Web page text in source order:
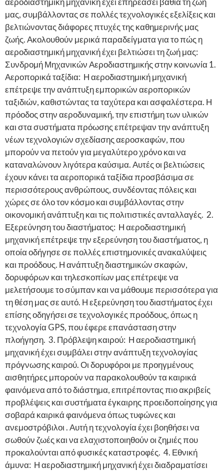
μας, συμβάλλοντας σε πολλές τεχνολογικές εξελίξεις και
βελτιώνοντας διάφορες πτυχές της καθημερινής μας
ζωής. Ακολουθούν μερικά παραδείγματα για το πώς η
αεροδιαστημική μηχανική έχει βελτιώσει τη ζωή μας:
Συνδρομή Μηχανικών Αεροδιαστημικής στην κοινωνία 1.
Αεροπορικά ταξίδια: Η αεροδιαστημική μηχανική
επέτρεψε την ανάπτυξη εμπορικών αεροπορικών
ταξιδιών, καθιστώντας τα ταχύτερα και ασφαλέστερα. Η
πρόοδος στην αεροδυναμική, την επιστήμη των υλικών
και στα συστήματα πρόωσης επέτρεψαν την ανάπτυξη
νέων τεχνολογιών σχεδίασης αεροσκαφών, που
μπορούν να πετούν για μεγαλύτερο χρόνο και να
καταναλώνουν λιγότερα καύσιμα. Αυτές οι βελτιώσεις
έχουν κάνει τα αεροπορικά ταξίδια προσβάσιμα σε
περισσότερους ανθρώπους, συνδέοντας πόλεις και
χώρες σε όλο τον κόσμο και συμβάλλοντας στην
οικονομική ανάπτυξη και τις πολιτιστικές ανταλλαγές. 2.
Εξερεύνηση του διαστήματος: Η αεροδιαστημική
μηχανική επέτρεψε την εξερεύνηση του διαστήματος, η
οποία οδήγησε σε πολλές επιστημονικές ανακαλύψεις
και προόδους. Η ανάπτυξη διαστημικών σκαφών,
δορυφόρων και τηλεσκοπίων μας επέτρεψε να
μελετήσουμε το σύμπαν και να μάθουμε περισσότερα για
τη θέση μας σε αυτό. Η εξερεύνηση του διαστήματος έχει
επίσης οδηγήσει σε τεχνολογικές προόδους, όπως η
τεχνολογία GPS, που έφερε επανάσταση στην
πλοήγηση. 3. Πρόβλεψη καιρού: Η αεροδιαστημική
μηχανική έχει συμβάλει στην ανάπτυξη τεχνολογίας
πρόγνωσης καιρού. Οι δορυφόροι με προηγμένους
αισθητήρες μπορούν να παρακολουθούν τα καιρικά
φαινόμενα από το διάστημα, επιτρέποντας πιο ακριβείς
προβλέψεις και συστήματα έγκαιρης προειδοποίησης για
σοβαρά καιρικά φαινόμενα όπως τυφώνες και
ανεμοστρόβιλοι . Αυτή η τεχνολογία έχει βοηθήσει να
σωθούν ζωές και να ελαχιστοποιηθούν οι ζημιές που
προκαλούνται από φυσικές καταστροφές. 4. Εθνική
άμυνα: Η αεροδιαστημική μηχανική έχει διαδραματίσει